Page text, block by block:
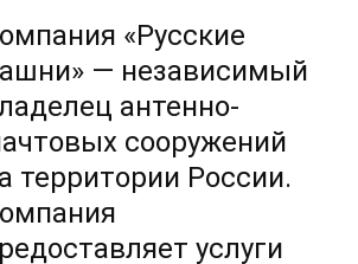
«Русские
— независимый
антенно-
сооружений
территории России.
услуги